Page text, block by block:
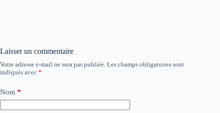
Laisser un commentaire
Votre adresse e-mail ne sera pas publiée. Les champs obligatoires sont
indiqués avec *
Nom *